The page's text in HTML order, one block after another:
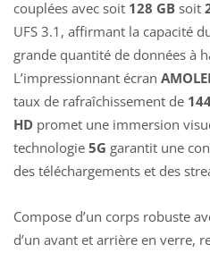
couplées avec soit 128 GB soit
UFS 3.1, affirmant la capacité
grande quantité de données à
L’impressionnant écran
taux de rafraîchissement de
HD promet une immersion
technologie 5G garantit une
des téléchargements et des
Compose d’un corps robuste
d’un avant et arrière en verre,